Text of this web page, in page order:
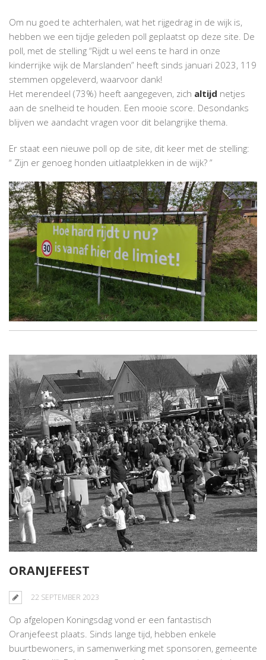
Om nu goed te achterhalen, wat het rijgedrag in de wijk is,
hebben we een tijdje geleden poll geplaatst op deze site. De
poll, met de stelling “Rijdt u wel eens te hard in onze
kinderrijke wijk de Marslanden” heeft sinds januari 2023, 119
stemmen opgeleverd, waarvoor dank!
Het merendeel (73%) heeft aangegeven, zich altijd netjes
aan de snelheid te houden. Een mooie score. Desondanks
blijven we aandacht vragen voor dit belangrijke thema.
Er staat een nieuwe poll op de site, dit keer met de stelling:
“ Zijn er genoeg honden uitlaatplekken in de wijk? ”
ORANJEFEEST
22 SEPTEMBER 2023
Op afgelopen Koningsdag vond er een fantastisch
Oranjefeest plaats. Sinds lange tijd, hebben enkele
buurtbewoners, in samenwerking met sponsoren, gemeente